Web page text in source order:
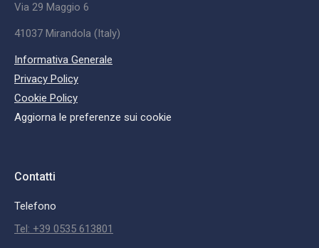
Via 29 Maggio 6
41037 Mirandola (Italy)
Informativa Generale
Privacy Policy
Cookie Policy
Aggiorna le preferenze sui cookie
Contatti
Telefono
Tel: +39 0535 613801